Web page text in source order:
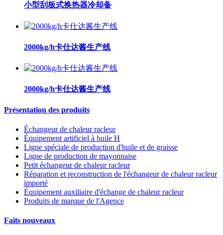
小型刮板式换热器冷却备
2000kg/h卡仕达酱生产线
2000kg/h卡仕达酱生产线
Présentation des produits
Échangeur de chaleur racleur
Équipement artificiel à huile H
Ligne spéciale de production d'huile et de graisse
Ligne de production de mayonnaise
Petit échangeur de chaleur racleur
Réparation et reconstruction de l'échangeur de chaleur racleur
importé
Équipement auxiliaire d'échange de chaleur racleur
Produits de marque de l'Agence
Faits nouveaux